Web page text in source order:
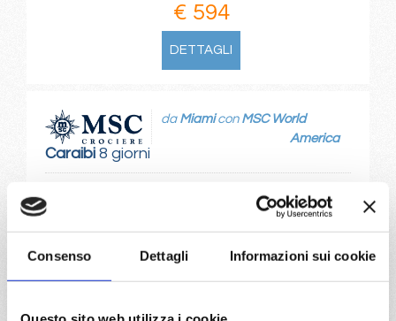
Consenso Dettagli Informazioni sui cookie
€ 594
DETTAGLI
Caraibi8 giorni
da Miamicon MSC World
America
Reserve, Miami
02/01/2027
16/01/2027